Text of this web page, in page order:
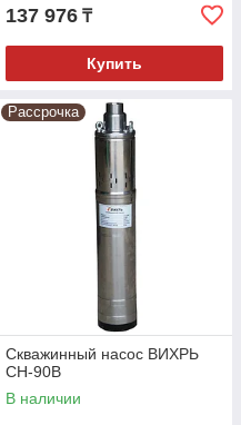
137 976 ₸
Купить
Рассрочка
Скважинный насос ВИХРЬ
СН-90В
В наличии